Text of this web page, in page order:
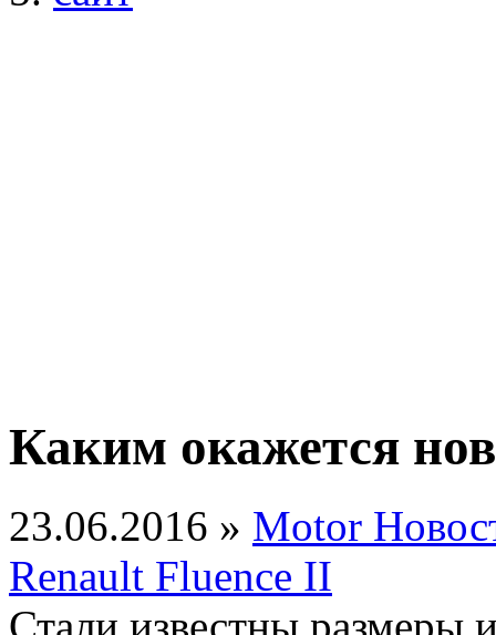
Каким окажется
23.06.2016 » Motor
Renault Fluence II
Стали известны размеры